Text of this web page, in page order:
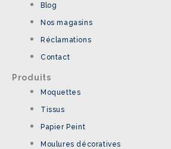
Blog
Nos magasins
Réclamations
Contact
Produits
Moquettes
Tissus
Papier Peint
Moulures décoratives